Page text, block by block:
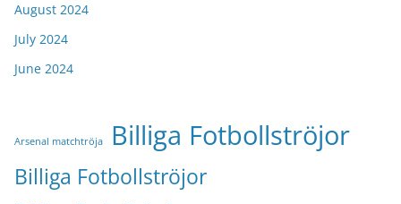
August 2024
July 2024
June 2024
Arsenal matchtröja Billiga Fotbollströjor
Billiga Fotbollströjor